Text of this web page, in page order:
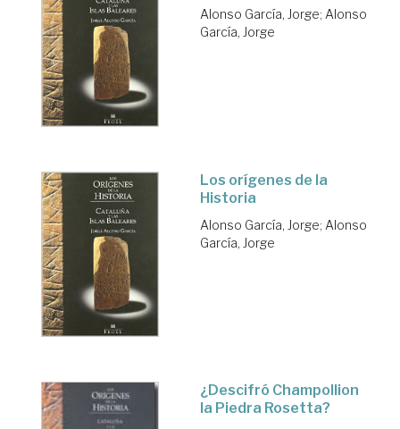
Alonso García, Jorge; Alonso
García, Jorge
Los orígenes de la
Historia
Alonso García, Jorge; Alonso
García, Jorge
¿Descifró Champollion
la Piedra Rosetta?